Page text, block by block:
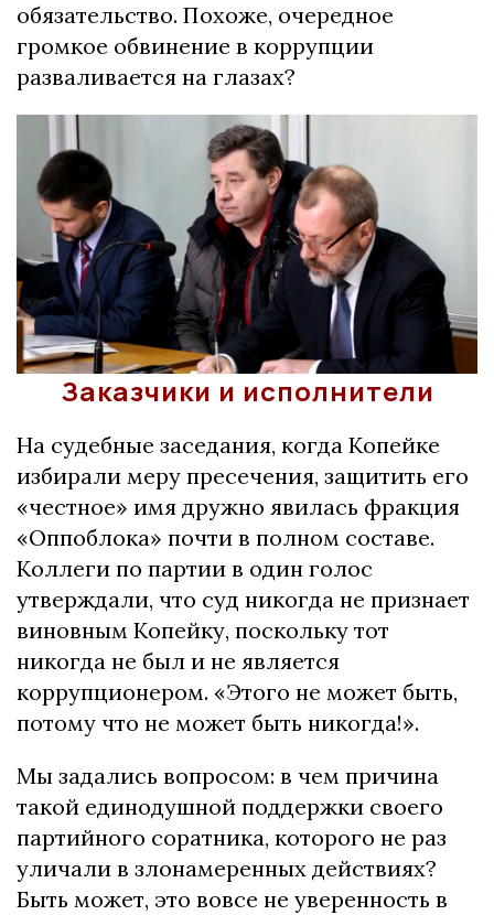
обязательство. Похоже, очередное
громкое обвинение в коррупции
разваливается на глазах?
Заказчики и исполнители
На судебные заседания, когда Копейке
избирали меру пресечения, защитить его
«честное» имя дружно явилась фракция
«Оппоблока» почти в полном составе.
Коллеги по партии в один голос
утверждали, что суд никогда не признает
виновным Копейку, поскольку тот
никогда не был и не является
коррупционером. «Этого не может быть,
потому что не может быть никогда!».
Мы задались вопросом: в чем причина
такой единодушной поддержки своего
партийного соратника, которого не раз
уличали в злонамеренных действиях?
Быть может, это вовсе не уверенность в